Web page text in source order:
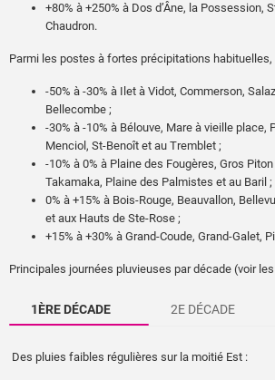
+80% à +250% à Dos d’Âne, la Possession,
Chaudron.
Parmi les postes à fortes précipitations habituelles,
-50% à -30% à Ilet à Vidot, Commerson,
Bellecombe ;
-30% à -10% à Bélouve, Mare à vieille place,
Menciol, St-Benoît et au Tremblet ;
-10% à 0% à Plaine des Fougères, Gros
Takamaka, Plaine des Palmistes et au Baril ;
0% à +15% à Bois-Rouge, Beauvallon,
et aux Hauts de Ste-Rose ;
+15% à +30% à Grand-Coude, Grand-Galet,
Principales journées pluvieuses par décade (voir
1ÈRE DÉCADE 2E DÉCADE
Des pluies faibles régulières sur la moitié Est :